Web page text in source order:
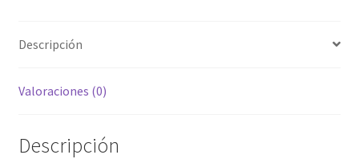
Descripción
Valoraciones (0)
Descripción